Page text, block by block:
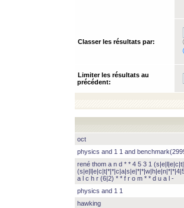
Classer les résultats par:
Limiter les résultats au
précédent:
oct
physics and 1 1 and
rené thom a n d * * 4 5 3 1
a l c h r (6|2) * * f r o m * * d u a l -
physics and 1 1
hawking